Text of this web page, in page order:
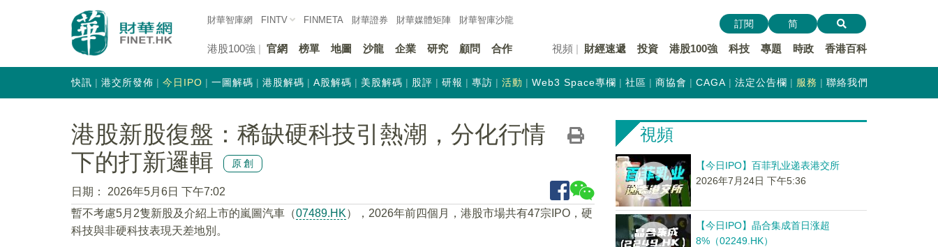
財華智庫網 FINTV FINMETA 財華證券 財華媒體矩陣 財華智庫沙龍
港股100強 官網 榜單 地圖 沙龍 企業 研究 顧問 合作 視頻 財經速遞 投資 港股100強 科技 專題 時政 香港百科
訂閱 简
快訊 港交所發佈 今日IPO 一圖解碼 港股解碼 A股解碼 美股解碼 股評 研報 專訪 活動 Web3 Space專欄 社區 商協會 CAGA 法定公告欄 服務 聯絡我們
港股新股復盤：稀缺硬科技引熱潮，分化行情
下的打新邏輯
原創
日期：
2026年5月6日 下午7:02
暫不考慮5月2隻新股及介紹上市的嵐圖汽車（07489.HK），2026年前四個月，港股市場共有47宗IPO，硬
科技與非硬科技表現天差地別。
視頻
【今日IPO】百菲乳业递表港交所
2026年7月24日 下午5:36
【今日IPO】晶合集成首日涨超
8%（02249.HK）